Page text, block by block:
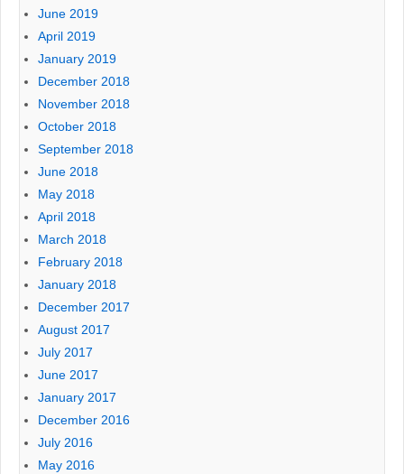
June 2019
April 2019
January 2019
December 2018
November 2018
October 2018
September 2018
June 2018
May 2018
April 2018
March 2018
February 2018
January 2018
December 2017
August 2017
July 2017
June 2017
January 2017
December 2016
July 2016
May 2016